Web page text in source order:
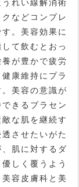
れい線解消術
などコンプレ
。美容効果に
て飲むとおっ
が豊かで疲労
康維持にプラ
美容の意識が
きるプラセン
な肌を継続す
させたいがた
肌に対するダ
しく覆うよう
容皮膚科と美